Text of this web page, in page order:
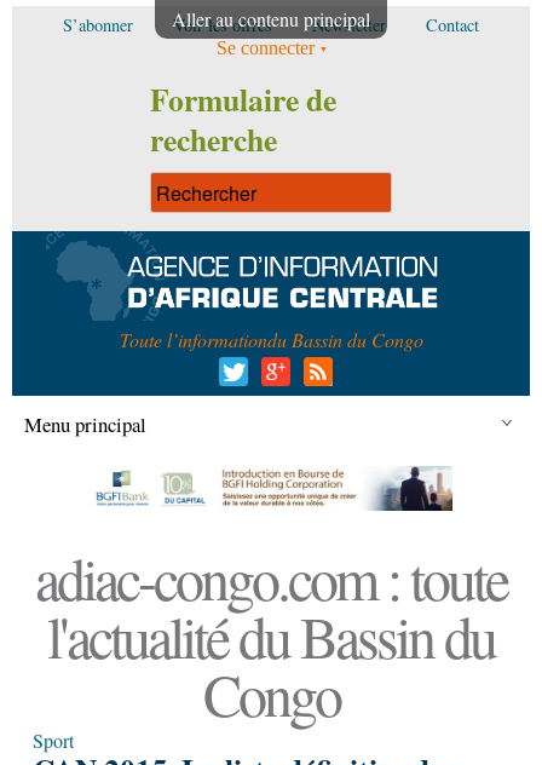
Aller au contenu principal
S’abonner Voir les offres Newsletter Contact
Se connecter
Formulaire de
recherche
Toute l’informationdu Bassin du Congo
Menu principal
adiac-congo.com : toute
l'actualité du Bassin du
Congo
Sport